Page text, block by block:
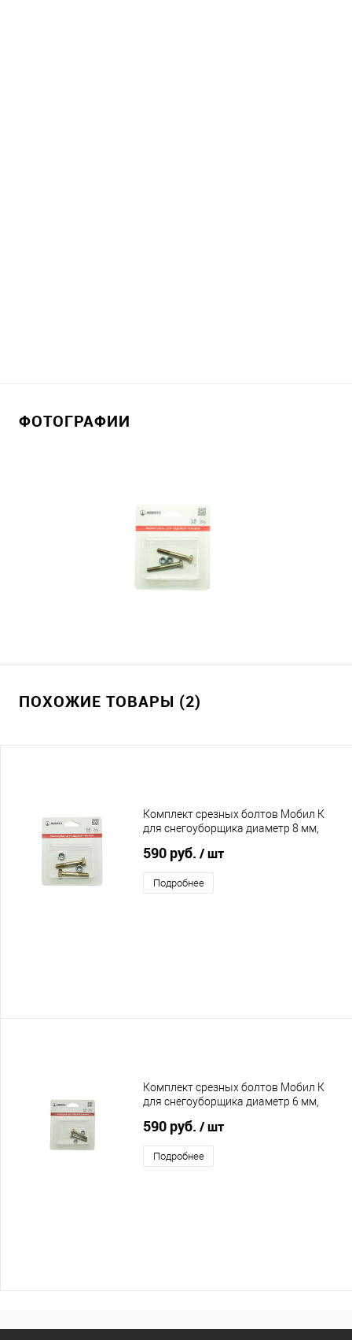
ФОТОГРАФИИ
ПОХОЖИЕ ТОВАРЫ (2)
Комплект срезных болтов Мобил К
для снегоуборщика диаметр 8 мм,
590 руб. / шт
Подробнее
Комплект срезных болтов Мобил К
для снегоуборщика диаметр 6 мм,
590 руб. / шт
Подробнее